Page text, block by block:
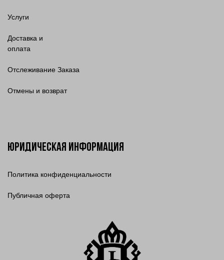
Услуги
Доставка и
оплата
Отслеживание Заказа
Отмены и возврат
Юридическая информация
Политика конфиденциальности
Публичная оферта